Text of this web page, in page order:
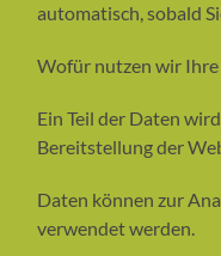
automatisch, sobald
Wofür nutzen wir Ihre
Ein Teil der Daten
Bereitstellung der
Daten können zur
verwendet werden.